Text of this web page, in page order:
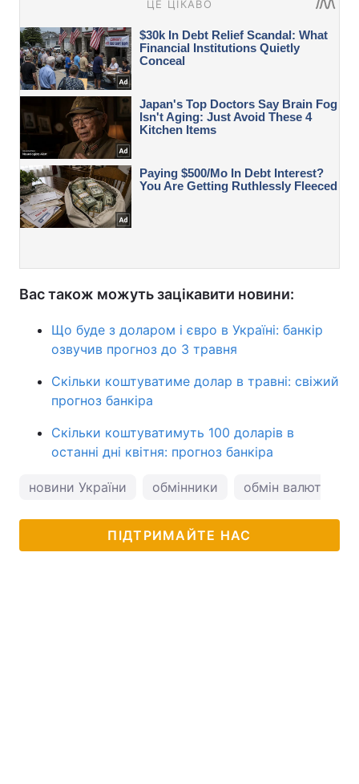
Вас також можуть зацікавити новини:
Що буде з доларом і євро в Україні: банкір
озвучив прогноз до 3 травня
Скільки коштуватиме долар в травні: свіжий
прогноз банкіра
Скільки коштуватимуть 100 доларів в
останні дні квітня: прогноз банкіра
новини України обмінники обмін валют
ПІДТРИМАЙТЕ НАС